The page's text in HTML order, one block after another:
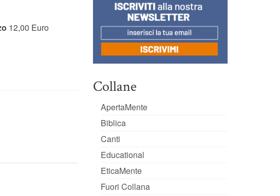
12,00 Euro
Collane
ApertaMente
Biblica
Canti
Educational
EticaMente
Fuori Collana